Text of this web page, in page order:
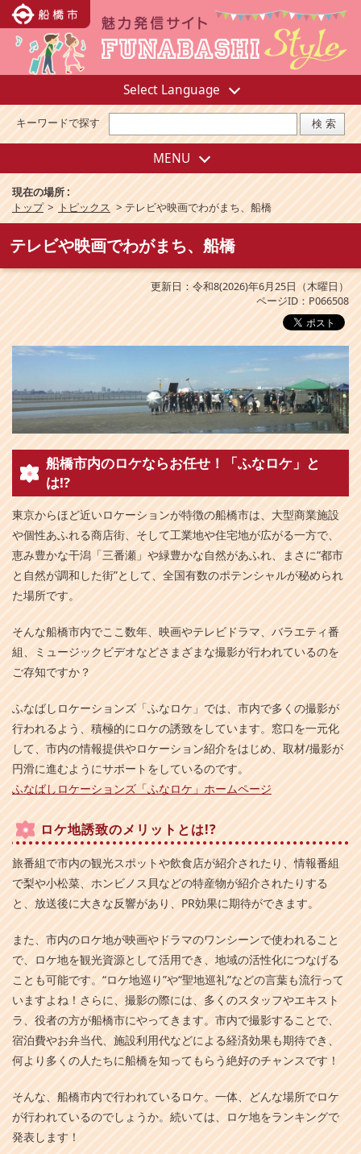
Select Language
キーワードで探す
MENU
現在の場所 :
トップ > トピックス > テレビや映画でわがまち、船橋
テレビや映画でわがまち、船橋
更新日：令和8(2026)年6月25日（木曜日）
ページID：P066508
船橋市内のロケならお任せ！「ふなロケ」と
は!?
東京からほど近いロケーションが特徴の船橋市は、大型商業施設
や個性あふれる商店街、そして工業地や住宅地が広がる一方で、
恵み豊かな干潟「三番瀬」や緑豊かな自然があふれ、まさに“都市
と自然が調和した街”として、全国有数のポテンシャルが秘められ
た場所です。
そんな船橋市内でここ数年、映画やテレビドラマ、バラエティ番
組、ミュージックビデオなどさまざまな撮影が行われているのを
ご存知ですか？
ふなばしロケーションズ「ふなロケ」では、市内で多くの撮影が
行われるよう、積極的にロケの誘致をしています。窓口を一元化
して、市内の情報提供やロケーション紹介をはじめ、取材/撮影が
円滑に進むようにサポートをしているのです。
ふなばしロケーションズ「ふなロケ」ホームページ
ロケ地誘致のメリットとは!?
旅番組で市内の観光スポットや飲食店が紹介されたり、情報番組
で梨や小松菜、ホンビノス貝などの特産物が紹介されたりする
と、放送後に大きな反響があり、PR効果に期待ができます。
また、市内のロケ地が映画やドラマのワンシーンで使われること
で、ロケ地を観光資源として活用でき、地域の活性化につなげる
ことも可能です。“ロケ地巡り”や“聖地巡礼”などの言葉も流行って
いますよね！さらに、撮影の際には、多くのスタッフやエキスト
ラ、役者の方が船橋市にやってきます。市内で撮影することで、
宿泊費やお弁当代、施設利用代などによる経済効果も期待でき、
何より多くの人たちに船橋を知ってもらう絶好のチャンスです！
そんな、船橋市内で行われているロケ。一体、どんな場所でロケ
が行われているのでしょうか。続いては、ロケ地をランキングで
発表します！